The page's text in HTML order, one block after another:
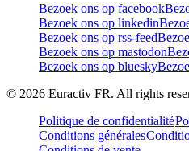
Bezoek ons op facebook
Bezoek ons op linkedin
Bezoek ons op rss-feed
Bezoek ons op mastodon
Bezoek ons op bluesky
© 2026 Euractiv FR. All rights
Politique de confidentialité
Conditions générales